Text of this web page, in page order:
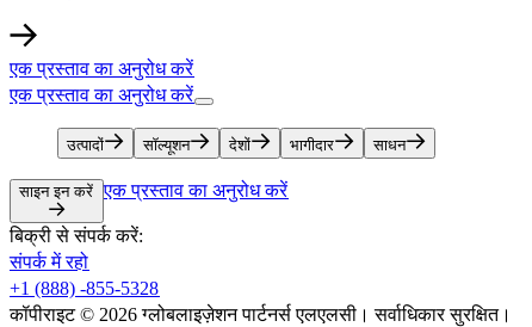
एक प्रस्ताव का अनुरोध करें​​
एक प्रस्ताव का अनुरोध करें​​
उत्पादों​​ सॉल्यूशन​​ देशों​​ भागीदार​​ साधन​​
साइन इन करें​​ एक प्रस्ताव का अनुरोध करें​​
बिक्री से संपर्क करें:​​
संपर्क में रहो​​
+1 (888) -855-5328​​
कॉपीराइट © 2026 ग्लोबलाइज़ेशन पार्टनर्स एलएलसी। सर्वाधिकार सुरक्षित।​​